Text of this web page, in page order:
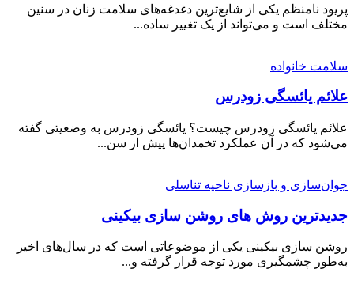
پریود نامنظم یکی از شایع‌ترین دغدغه‌های سلامت زنان در سنین
مختلف است و می‌تواند از یک تغییر ساده...
سلامت خانواده
علائم یائسگی زودرس
علائم یائسگی زودرس چیست؟ یائسگی زودرس به وضعیتی گفته
می‌شود که در آن عملکرد تخمدان‌ها پیش از سن...
جوان‌سازی و بازسازی ناحیه تناسلی
جدیدترین روش های روشن سازی بیکینی
روشن سازی بیکینی یکی از موضوعاتی است که در سال‌های اخیر
به‌طور چشمگیری مورد توجه قرار گرفته و...